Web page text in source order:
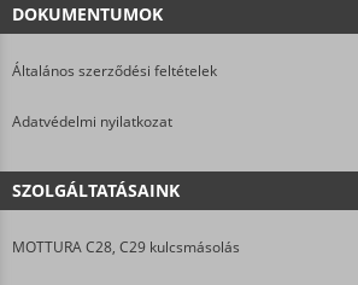
DOKUMENTUMOK
Általános szerződési feltételek
Adatvédelmi nyilatkozat
SZOLGÁLTATÁSAINK
MOTTURA C28, C29 kulcsmásolás